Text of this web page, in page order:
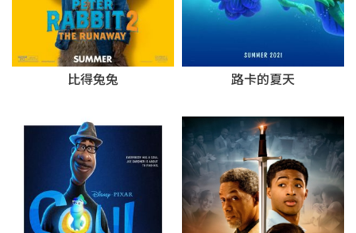
比得兔兔 路卡的夏天